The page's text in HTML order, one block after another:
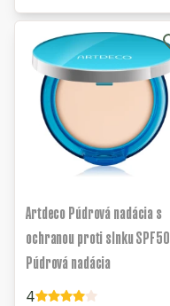
Artdeco Púdrová nadácia s
ochranou proti slnku SPF50
Púdrová nadácia
4